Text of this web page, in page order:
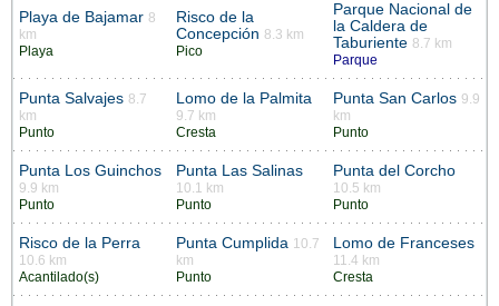
Playa de Bajamar 8
km
Playa
Risco de la
Concepción 8.3 km
Pico
Parque Nacional de
la Caldera de
Taburiente 8.7 km
Parque
Punta Salvajes 8.7
km
Punto
Lomo de la Palmita
9.7 km
Cresta
Punta San Carlos 9.9
km
Punto
Punta Los Guinchos
9.9 km
Punto
Punta Las Salinas
10.1 km
Punto
Punta del Corcho
10.5 km
Punto
Risco de la Perra
10.6 km
Acantilado(s)
Punta Cumplida 10.7
km
Punto
Lomo de Franceses
11.4 km
Cresta